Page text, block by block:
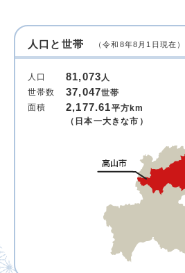
人口と世帯 （令和8年8月1日現在）
人口 81,073人
世帯数
37,047世帯
面積
2,177.61平方km
（日本一大きな市）